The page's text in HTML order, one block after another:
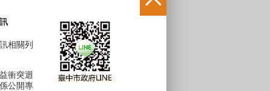
相關列
衝突迴
公開專